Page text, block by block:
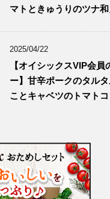
マトときゅうりのツナ和
2025/04/22
【オイシックスVIP会
ー】甘辛ポークのタル
ことキャベツのトマト